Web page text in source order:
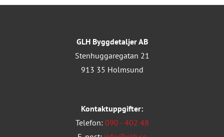
GLH Byggdetaljer AB
Stenhuggaregatan 21
913 35 Holmsund
Kontaktuppgifter:
Telefon: 090 - 402 48